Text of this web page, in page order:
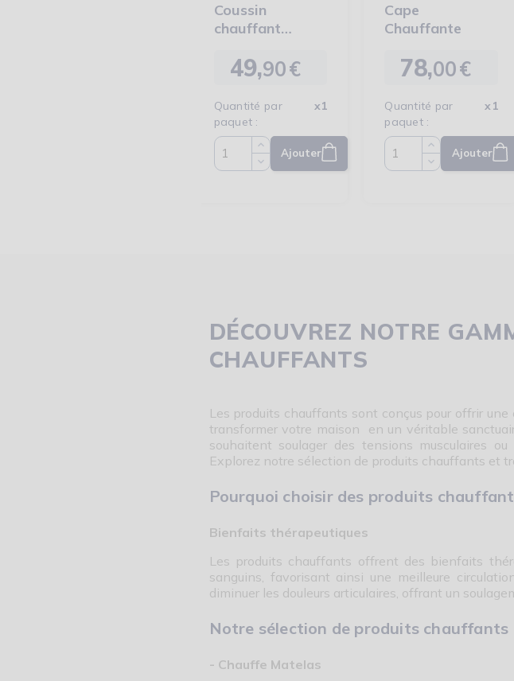
Coussin
chauffant
confort dos et
Prix
49,90€
Quantité par
paquet :
x1
Quantité
Ajouter
Cape
Chauffante
Prix
78,00€
Quantité par
paquet :
x1
Quantité
Ajouter
DÉCOUVREZ NOTRE
CHAUFFANTS
Les produits chauffants sont conçus pour offrir
transformer votre maison en un véritable
souhaitent soulager des tensions musculaires
Explorez notre sélection de produits chauffants et
Pourquoi choisir des produits
Bienfaits thérapeutiques
Les produits chauffants offrent des bienfaits
sanguins, favorisant ainsi une meilleure
diminuer les douleurs articulaires, offrant un
Notre sélection de produits chauffants
- Chauffe Matelas